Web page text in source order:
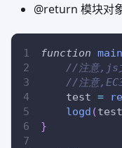
@return 模块对
function main
//注意,js
//注意
    test
=
logd (test
}